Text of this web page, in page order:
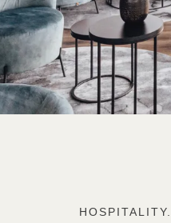
HOSPITALITY.